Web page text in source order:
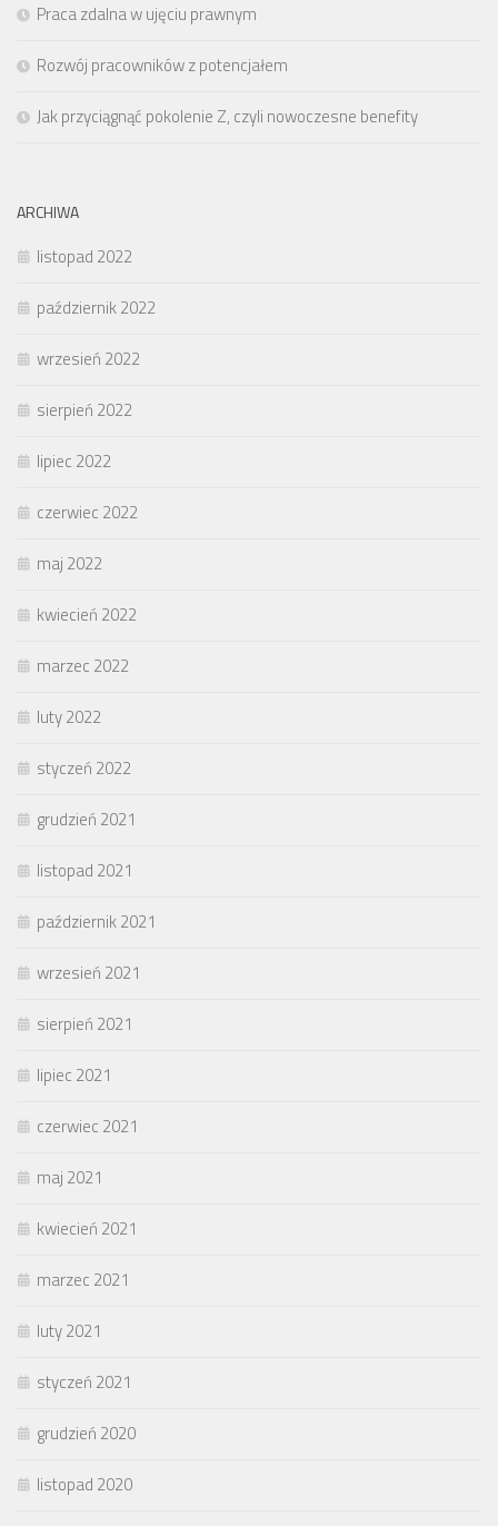
Praca zdalna w ujęciu prawnym
Rozwój pracowników z potencjałem
Jak przyciągnąć pokolenie Z, czyli nowoczesne benefity
ARCHIWA
listopad 2022
październik 2022
wrzesień 2022
sierpień 2022
lipiec 2022
czerwiec 2022
maj 2022
kwiecień 2022
marzec 2022
luty 2022
styczeń 2022
grudzień 2021
listopad 2021
październik 2021
wrzesień 2021
sierpień 2021
lipiec 2021
czerwiec 2021
maj 2021
kwiecień 2021
marzec 2021
luty 2021
styczeń 2021
grudzień 2020
listopad 2020